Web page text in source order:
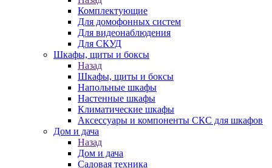
Комплектующие
Для домофонных систем
Для видеонаблюдения
Для СКУД
Шкафы, щиты и боксы
Назад
Шкафы, щиты и боксы
Напольные шкафы
Настенные шкафы
Климатические шкафы
Аксессуары и компоненты СКС для шкафов
Дом и дача
Назад
Дом и дача
Садовая техника